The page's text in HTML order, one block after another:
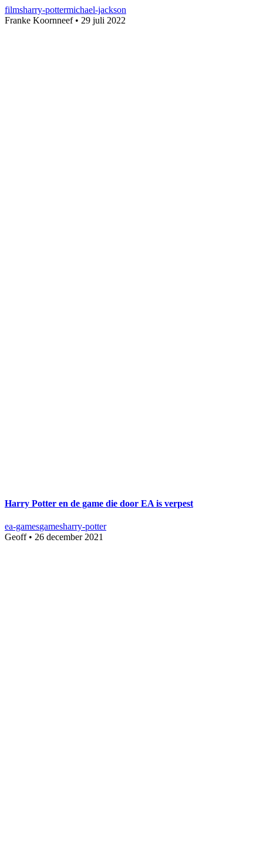
filmsharry-pottermichael-jackson
Franke Koornneef• 29 juli 2022
Harry Potter en de game die door EA is verpest
ea-gamesgamesharry-potter
Geoff• 26 december 2021